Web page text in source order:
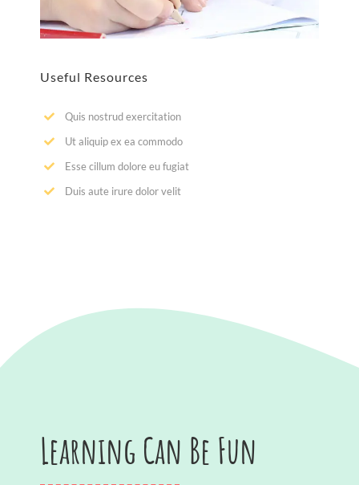
Useful Resources
Quis nostrud exercitation
Ut aliquip ex ea commodo
Esse cillum dolore eu fugiat
Duis aute irure dolor velit
Learning Can Be Fun